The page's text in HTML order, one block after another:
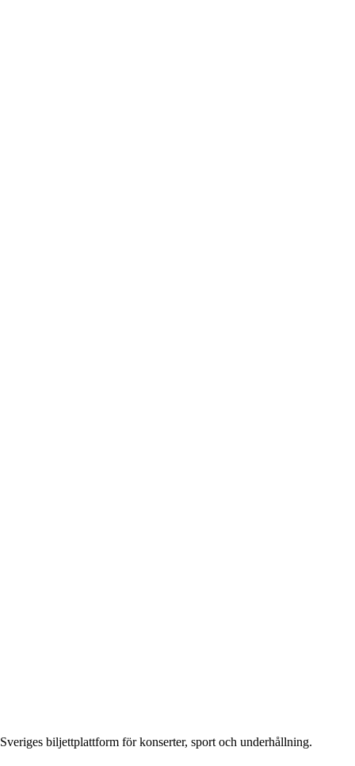
Sveriges biljettplattform för konserter, sport och underhållning.